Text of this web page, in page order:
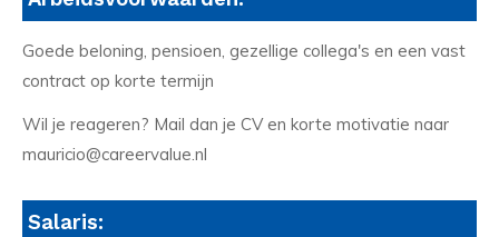
Goede beloning, pensioen, gezellige collega's en een vast
contract op korte termijn
Wil je reageren? Mail dan je CV en korte motivatie naar
mauricio@careervalue.nl
Salaris: